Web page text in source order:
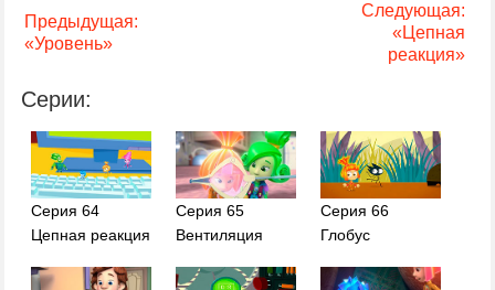
Предыдущая:
«Уровень»
Следующая:
«Цепная
реакция»
Серии:
Серия 64
Цепная реакция
Серия 65
Вентиляция
Серия 66
Глобус